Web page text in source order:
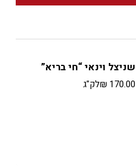
שניצל וינאי “חי בריא”
₪ 170.00 לק"ג